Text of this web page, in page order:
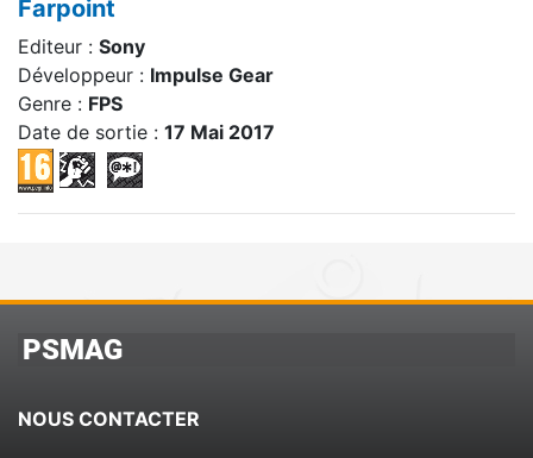
Farpoint
Editeur : Sony
Développeur : Impulse Gear
Genre : FPS
Date de sortie : 17 Mai 2017
PSMAG
NOUS CONTACTER